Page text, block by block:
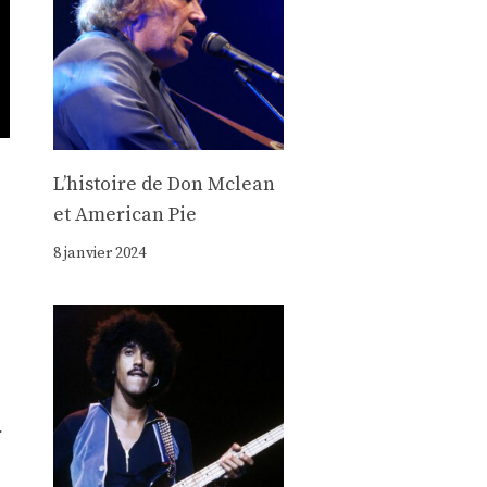
Lʼhistoire de Don Mclean
et American Pie
8 janvier 2024